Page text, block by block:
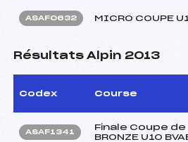
ASAF0632 MICRO COUPE
Résultats Alpin 2013
Codex Course
ASAF1341
Finale Coupe de
BRONZE U10